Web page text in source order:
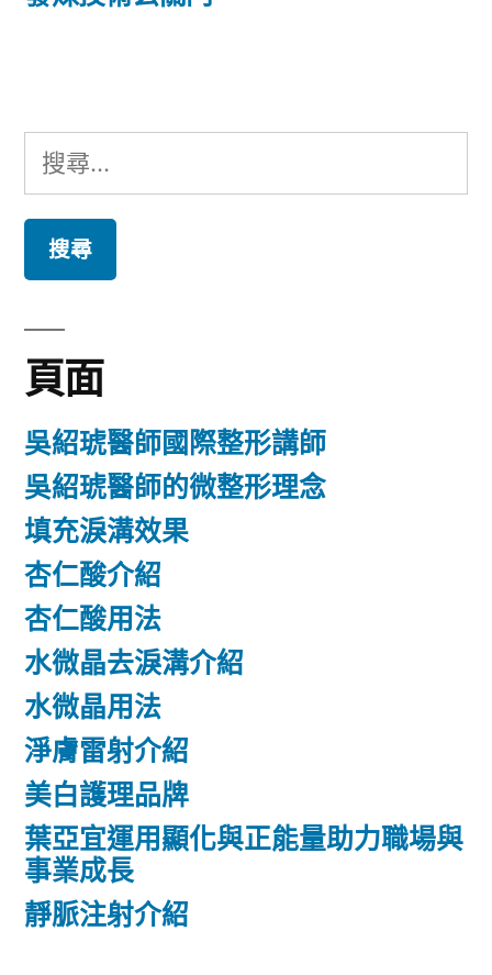
搜
尋
鍵
字:
頁面
吳紹琥醫師國際整形講師
吳紹琥醫師的微整形理念
填充淚溝效果
杏仁酸介紹
杏仁酸用法
水微晶去淚溝介紹
水微晶用法
淨膚雷射介紹
美白護理品牌
葉亞宜運用顯化與正能量助力職場與
事業成長
靜脈注射介紹